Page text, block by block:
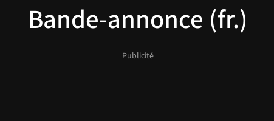
Bande-annonce (fr.)